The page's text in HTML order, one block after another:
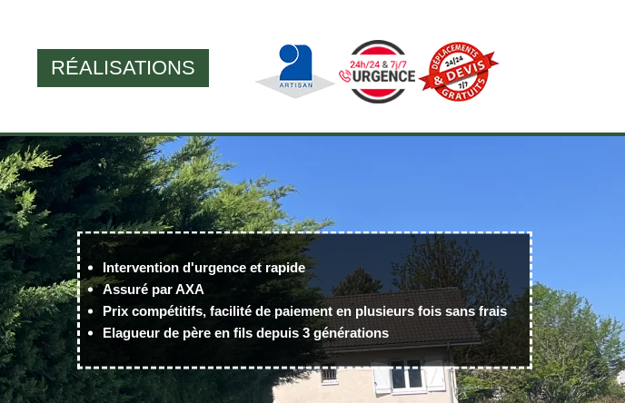
RÉALISATIONS
Intervention d'urgence et rapide
Assuré par AXA
Prix compétitifs, facilité de paiement en plusieurs fois sans frais
Elagueur de père en fils depuis 3 générations